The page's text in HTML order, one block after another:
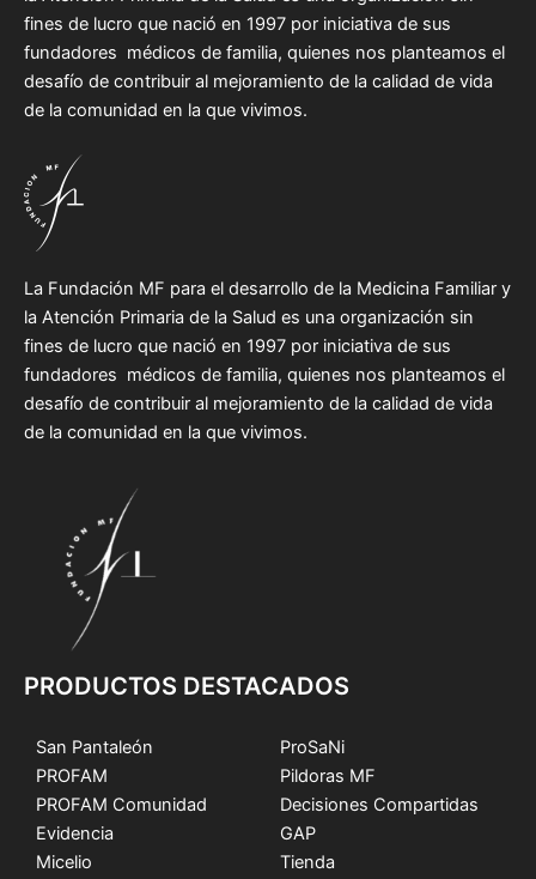
fines de lucro que nació en 1997 por iniciativa de sus
fundadores médicos de familia, quienes nos planteamos el
desafío de contribuir al mejoramiento de la calidad de vida
de la comunidad en la que vivimos.
La Fundación MF para el desarrollo de la Medicina Familiar y
la Atención Primaria de la Salud es una organización sin
fines de lucro que nació en 1997 por iniciativa de sus
fundadores médicos de familia, quienes nos planteamos el
desafío de contribuir al mejoramiento de la calidad de vida
de la comunidad en la que vivimos.
PRODUCTOS DESTACADOS
San Pantaleón
PROFAM
PROFAM Comunidad
Evidencia
Micelio
ProSaNi
Pildoras MF
Decisiones Compartidas
GAP
Tienda